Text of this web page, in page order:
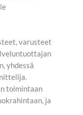
varusteet
yhdessä
toimintaan
ja